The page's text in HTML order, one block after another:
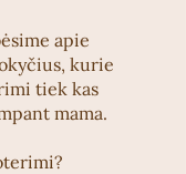
apie
kurie
tiek kas
mama.